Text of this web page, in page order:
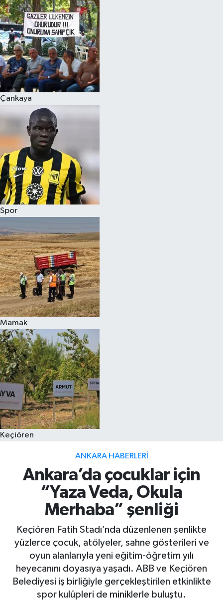
Çankaya
Spor
Mamak
Keçiören
ANKARA HABERLERI
Ankara’da çocuklar için
“Yaza Veda, Okula
Merhaba” şenliği
Keçiören Fatih Stadı’nda düzenlenen şenlikte
yüzlerce çocuk, atölyeler, sahne gösterileri ve
oyun alanlarıyla yeni eğitim-öğretim yılı
heyecanını doyasıya yaşadı. ABB ve Keçiören
Belediyesi iş birliğiyle gerçekleştirilen etkinlikte
spor kulüpleri de miniklerle buluştu.